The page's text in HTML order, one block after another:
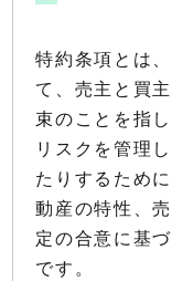
特約条項とは
て、売主と買
束のことを指
リスクを管理
たりするため
動産の特性、
定の合意に基
です。